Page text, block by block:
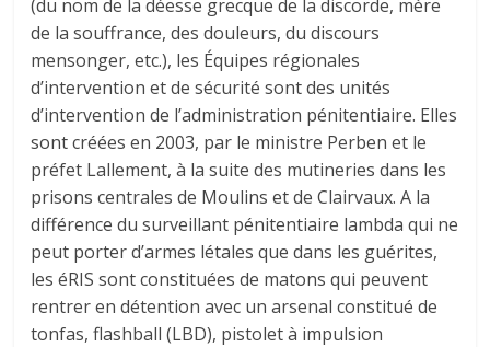
(du nom de la déesse grecque de la discorde, mère
de la souffrance, des douleurs, du discours
mensonger, etc.), les Équipes régionales
d’intervention et de sécurité sont des unités
d’intervention de l’administration pénitentiaire. Elles
sont créées en 2003, par le ministre Perben et le
préfet Lallement, à la suite des mutineries dans les
prisons centrales de Moulins et de Clairvaux. A la
différence du surveillant pénitentiaire lambda qui ne
peut porter d’armes létales que dans les guérites,
les éRIS sont constituées de matons qui peuvent
rentrer en détention avec un arsenal constitué de
tonfas, flashball (LBD), pistolet à impulsion